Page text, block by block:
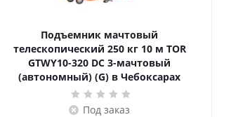
Подъемник мачтовый
телескопический 250 кг 10 м TOR
GTWY10-320 DC 3-мачтовый
(автономный) (G) в Чебоксарах
Под заказ